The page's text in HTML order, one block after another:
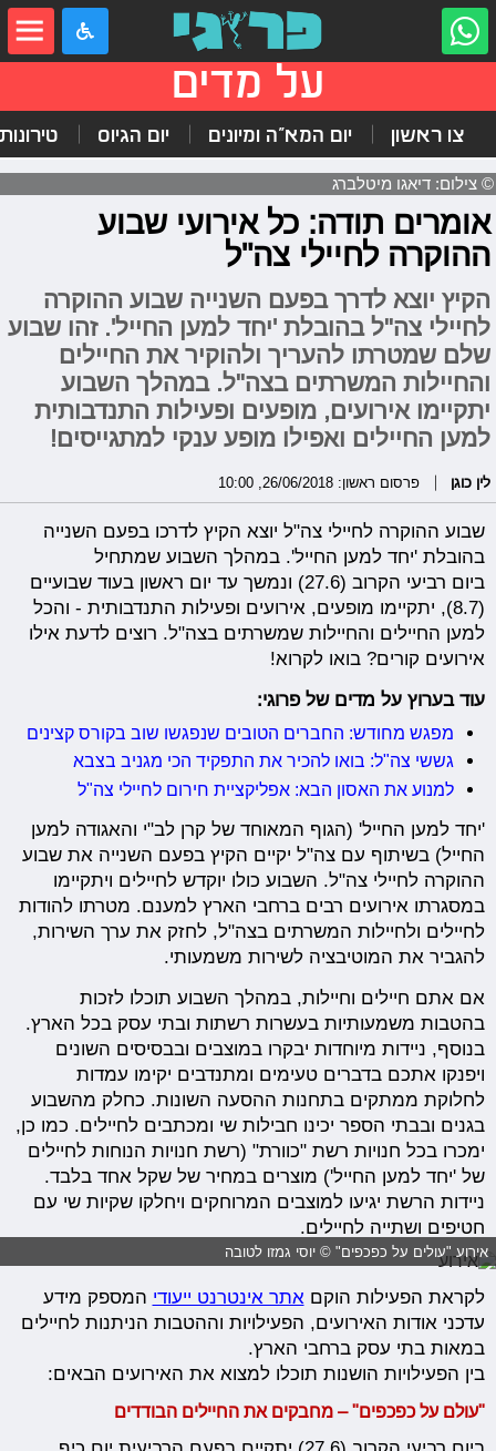
על מדים
צו ראשון יום המא"ה ומיונים יום הגיוס
© צילום: דיאגו מיטלברג
אומרים תודה: כל אירועי שבוע
ההוקרה לחיילי צה"ל
הקיץ יוצא לדרך בפעם השנייה שבוע ההוקרה
לחיילי צה"ל בהובלת 'יחד למען החייל'. זהו שבוע
שלם שמטרתו להעריך ולהוקיר את החיילים
והחיילות המשרתים בצה"ל. במהלך השבוע
יתקיימו אירועים, מופעים ופעילות התנדבותית
למען החיילים ואפילו מופע ענקי למתגייסים!
לין כוגן פרסום ראשון: 26/06/2018, 10:00
שבוע ההוקרה לחיילי צה"ל יוצא הקיץ לדרכו בפעם השנייה
בהובלת 'יחד למען החייל'. במהלך השבוע שמתחיל
ביום רביעי הקרוב (27.6) ונמשך עד יום ראשון בעוד שבועיים
(8.7), יתקיימו מופעים, אירועים ופעילות התנדבותית - והכל
למען החיילים והחיילות שמשרתים בצה"ל. רוצים לדעת אילו
אירועים קורים? בואו לקרוא!
עוד בערוץ על מדים של פרוגי:
מפגש מחודש: החברים הטובים שנפגשו שוב בקורס קצינים
גששי צה"ל: בואו להכיר את התפקיד הכי מגניב בצבא
למנוע את האסון הבא: אפליקציית חירום לחיילי צה"ל
'יחד למען החייל' (הגוף המאוחד של קרן לב"י והאגודה למען
החייל) בשיתוף עם צה"ל יקיים הקיץ בפעם השנייה את שבוע
ההוקרה לחיילי צה"ל. השבוע כולו יוקדש לחיילים ויתקיימו
במסגרתו אירועים רבים ברחבי הארץ למענם. מטרתו להודות
לחיילים ולחיילות המשרתים בצה"ל, לחזק את ערך השירות,
להגביר את המוטיבציה לשירות משמעותי.
אם אתם חיילים וחיילות, במהלך השבוע תוכלו לזכות
בהטבות משמעותיות בעשרות רשתות ובתי עסק בכל הארץ.
בנוסף, ניידות מיוחדות יבקרו במוצבים ובבסיסים השונים
ויפנקו אתכם בדברים טעימים ומתנדבים יקימו עמדות
לחלוקת ממתקים בתחנות ההסעה השונות. כחלק מהשבוע
בגנים ובבתי הספר יכינו חבילות שי ומכתבים לחיילים. כמו כן,
ימכרו בכל חנויות רשת "כוורת" (רשת חנויות הנוחות לחיילים
של 'יחד למען החייל') מוצרים במחיר של שקל אחד בלבד.
ניידות הרשת יגיעו למוצבים המרוחקים ויחלקו שקיות שי עם
חטיפים ושתייה לחיילים.
אירוע "עולים על כפכפים" © יוסי גמזו לטובה
לקראת הפעילות הוקםאתר אינטרנט ייעודי המספק מידע
עדכני אודות האירועים, הפעילויות וההטבות הניתנות לחיילים
במאות בתי עסק ברחבי הארץ.
בין הפעילויות הושנות תוכלו למצוא את האירועים הבאים:
"עולם על כפכפים" – מחבקים את החיילים הבודדים